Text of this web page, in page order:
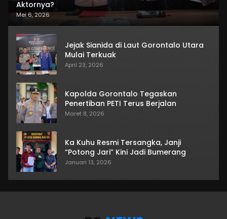
Aktornya?
Mei 6, 2026
Jejak Sianida di Laut Gorontalo Utara
Mulai Terkuak
April 23, 2026
Kapolda Gorontalo Tegaskan
Penertiban PETI Terus Berjalan
Maret 8, 2026
Ka Kuhu Resmi Tersangka, Janji
“Potong Jari” Kini Jadi Bumerang
Januari 13, 2026